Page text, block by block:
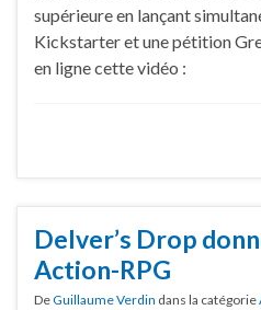
supérieure en lançant
Kickstarter et une pétition
en ligne cette vidéo :
Delver’s Drop
Action-RPG
DeGuillaume Verdin dans la catégorie